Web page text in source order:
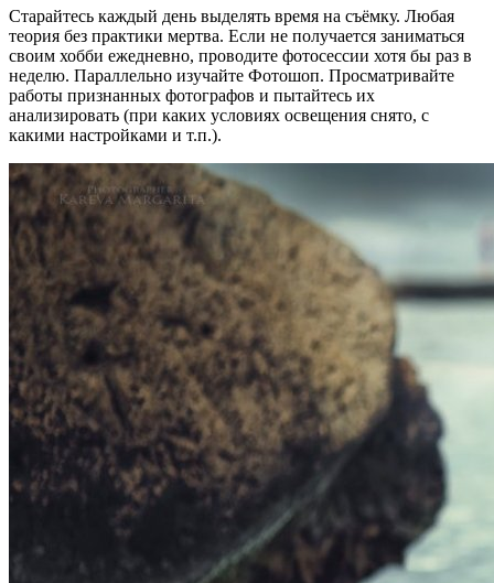
Старайтесь каждый день выделять время на съёмку. Любая
теория без практики мертва. Если не получается заниматься
своим хобби ежедневно, проводите фотосессии хотя бы раз в
неделю. Параллельно изучайте Фотошоп. Просматривайте
работы признанных фотографов и пытайтесь их
анализировать (при каких условиях освещения снято, с
какими настройками и т.п.).